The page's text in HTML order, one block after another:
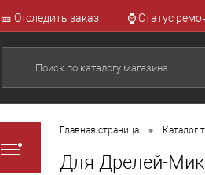
🎫 Отследить заказ ⌚ Статус
Главная страница • Каталог
Для Дрелей-